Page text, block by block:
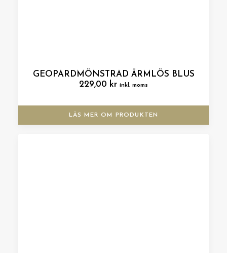
GEOPARDMÖNSTRAD ÄRMLÖS BLUS
229,00 kr inkl. moms
LÄS MER OM PRODUKTEN